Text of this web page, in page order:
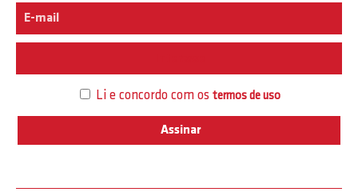
Li e concordo com os termos de uso